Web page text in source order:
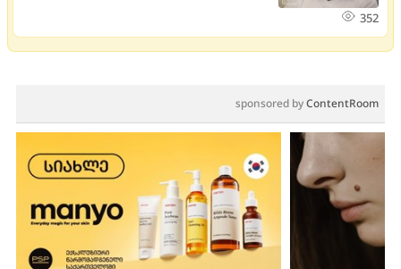
352
sponsored byContentRoom